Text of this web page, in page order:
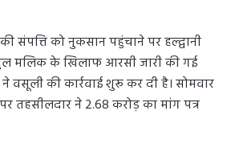
संपत्ति को नुकसान पहुंचाने पर हल्द्वानी
मलिक के खिलाफ आरसी जारी की गई
वसूली की कार्रवाई शुरू कर दी है। सोमवार
ने 2.68 करोड़ का मांग पत्र